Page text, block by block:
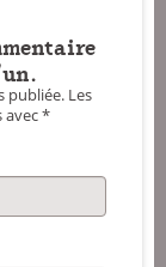
publiée.Les
avec*